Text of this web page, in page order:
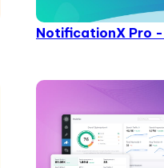
NotificationX Pro -